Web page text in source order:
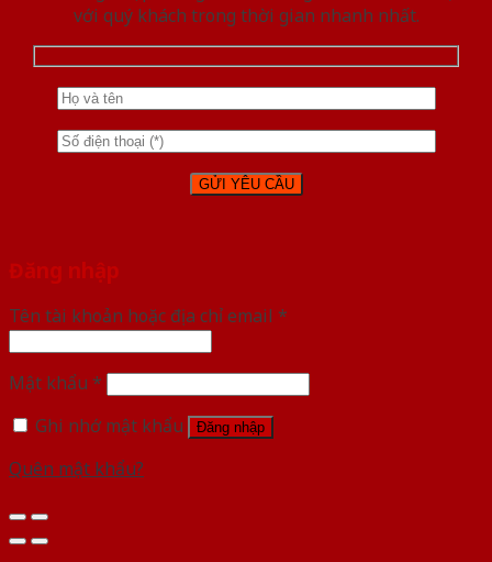
với quý khách trong thời gian nhanh nhất.
Đăng nhập
Tên tài khoản hoặc địa chỉ email *
Mật khẩu *
Ghi nhớ mật khẩu
Đăng nhập
Quên mật khẩu?